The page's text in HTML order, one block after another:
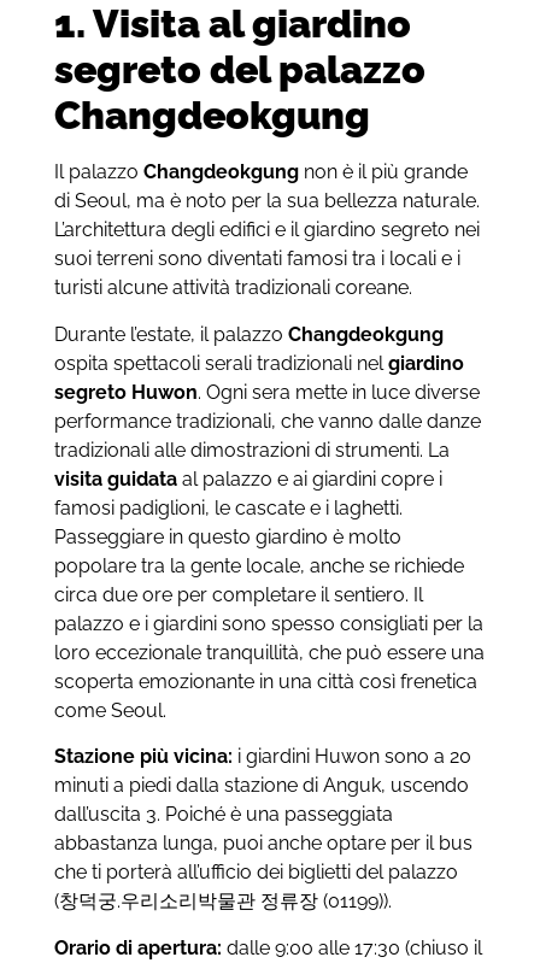
1. Visita al giardino
segreto del palazzo
Changdeokgung
Il palazzo Changdeokgungnon è il più grande
di Seoul, ma è noto per la sua bellezza naturale.
L’architettura degli edifici e il giardino segreto nei
suoi terreni sono diventati famosi tra i locali e i
turisti alcune attività tradizionali coreane.
Durante l’estate, il palazzo Changdeokgung
ospita spettacoli serali tradizionali nel giardino
segreto Huwon. Ogni sera mette in luce diverse
performance tradizionali, che vanno dalle danze
tradizionali alle dimostrazioni di strumenti. La
visita guidataal palazzo e ai giardini copre i
famosi padiglioni, le cascate e i laghetti.
Passeggiare in questo giardino è molto
popolare tra la gente locale, anche se richiede
circa due ore per completare il sentiero. Il
palazzo e i giardini sono spesso consigliati per la
loro eccezionale tranquillità, che può essere una
scoperta emozionante in una città così frenetica
come Seoul.
Stazione più vicina: i giardini Huwon sono a 20
minuti a piedi dalla stazione di Anguk, uscendo
dall’uscita 3. Poiché è una passeggiata
abbastanza lunga, puoi anche optare per il bus
che ti porterà all’ufficio dei biglietti del palazzo
(창덕궁.우리소리박물관 정류장 (01199)).
Orario di apertura: dalle 9:00 alle 17:30 (chiuso il